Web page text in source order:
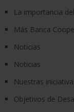
La importancia
Más Banca
Noticias
Noticias
Nuestras
Objetivos de